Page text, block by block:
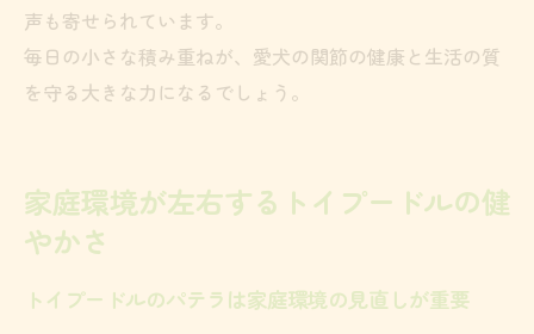
声も寄せられています。
毎日の小さな積み重ねが、愛犬の関節の健康と生活の質
を守る大きな力になるでしょう。
家庭環境が左右するトイプードルの健
やかさ
トイプードルのパテラは家庭環境の見直しが重要